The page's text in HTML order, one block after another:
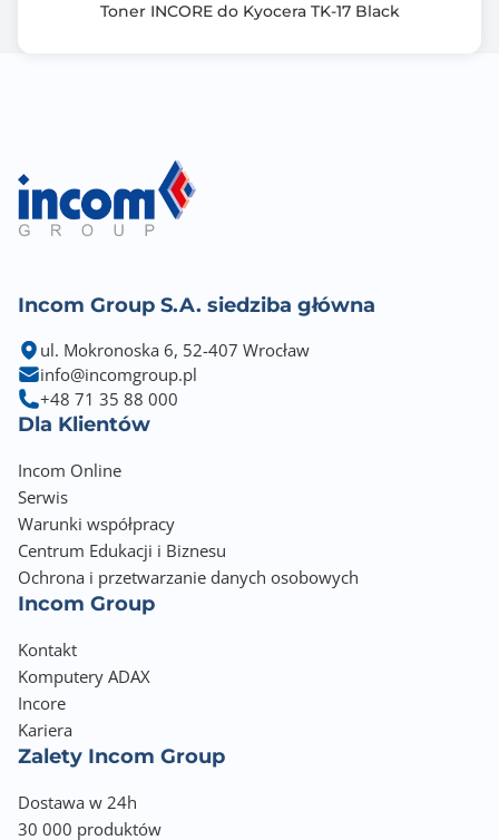
Toner INCORE do Kyocera TK-17 Black
Incom Group S.A. siedziba główna
ul. Mokronoska 6, 52-407 Wrocław
info@incomgroup.pl
+48 71 35 88 000
Dla Klientów
Incom Online
Serwis
Warunki współpracy
Centrum Edukacji i Biznesu
Ochrona i przetwarzanie danych osobowych
Incom Group
Kontakt
Komputery ADAX
Incore
Kariera
Zalety Incom Group
Dostawa w 24h
30 000 produktów